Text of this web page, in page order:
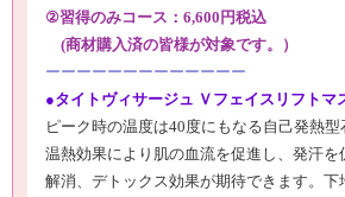
②習得のみコース： 6,600円税込
(商材購入済の皆様が対象です。）
ーーーーーーーーーーーーー
●タイトヴィサージュ Ｖフェイスリフトマ
ピーク時の温度は40 度にもなる自己発熱型
温熱効果により肌の血流を促進し、発汗を
解消、デトックス効果が期待できます。下